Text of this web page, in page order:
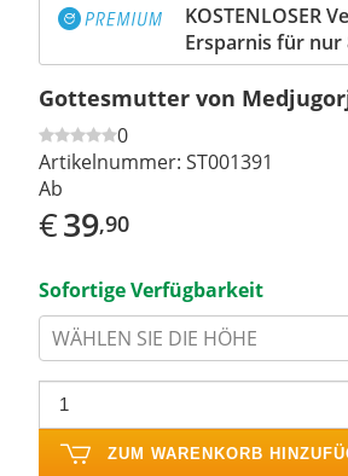
KOSTENLOSER
Ersparnis für nur
Gottesmutter von
0
Artikelnummer: ST001391
Ab
€39,90
Sofortige Verfügbarkeit
WÄHLEN SIE DIE HÖHE
ZUM WARENKORB